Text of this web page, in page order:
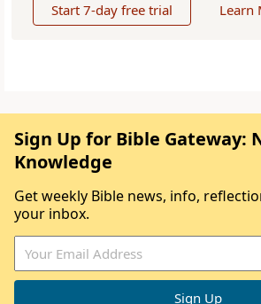
Start 7-day free trial Learn
Sign Up for Bible Gateway:
Knowledge
Get weekly Bible news, info,
your inbox.